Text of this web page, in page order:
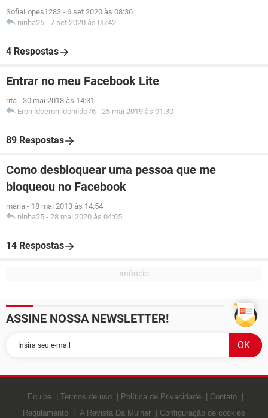
SofiaLopes1283 - 6 set 2020 às 08:36
ninha25 - 7 set 2020 às 05:42
4 Respostas
Entrar no meu Facebook Lite
rita - 30 mai 2018 às 14:31
Eronildoeronildonildo76 - 25 mai 2019 às 01:30
89 Respostas
Como desbloquear uma pessoa que me
bloqueou no Facebook
maria - 18 mai 2013 às 14:54
ninha25 - 28 mai 2020 às 04:05
14 Respostas
ASSINE NOSSA NEWSLETTER!
Equipe Termos de uso Política de Privacidade
Contato
Regulamento
A Revista Da Mulher Configuração de cookies